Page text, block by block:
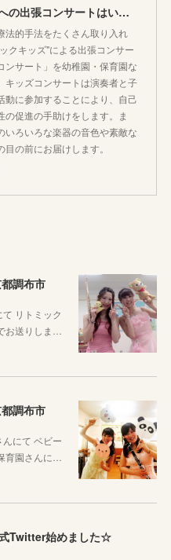
幼稚園・保育園への出張コンサートはいかがですか♪
法的手法をたくさん取り入れ
クキッズ"による出張コンサー
ンサート」を幼稚園・保育園な
キッズコンサートは演奏者と子
動に参加することにより、自己
の促進の手助けをします。ま
いろいろな楽器の音色や素敵な
の前にお届けします。
調布市
リトミック
お送りしま…
調布市
にて ベビー
育園さんに…
Twitter始めました☆